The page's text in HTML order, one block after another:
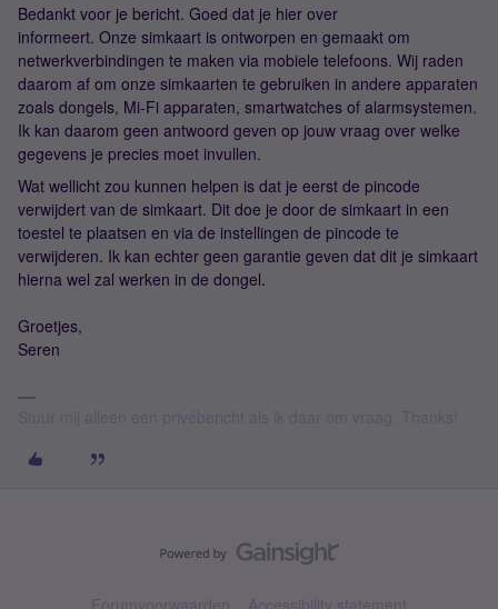
Bedankt voor je bericht. Goed dat je hier over
informeert. Onze simkaart is ontworpen en gemaakt om
netwerkverbindingen te maken via mobiele telefoons. Wij raden
daarom af om onze simkaarten te gebruiken in andere apparaten
zoals dongels, Mi-Fi apparaten, smartwatches of alarmsystemen.
Ik kan daarom geen antwoord geven op jouw vraag over welke
gegevens je precies moet invullen.
Wat wellicht zou kunnen helpen is dat je eerst de pincode
verwijdert van de simkaart. Dit doe je door de simkaart in een
toestel te plaatsen en via de instellingen de pincode te
verwijderen. Ik kan echter geen garantie geven dat dit je simkaart
hierna wel zal werken in de dongel.
Groetjes,
Seren
Forumvoorwaarden Accessibility statement